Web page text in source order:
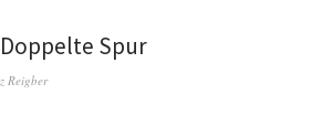
Spur
Reigber